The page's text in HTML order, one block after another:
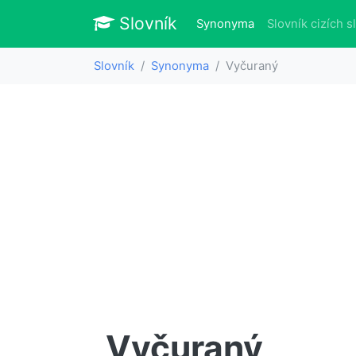
Slovník Slovník
Synonyma(aktuálně)
Slovník cizích
Slovník Synonyma Vyčuraný
Vyčuraný